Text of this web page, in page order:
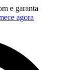
e garanta
agora